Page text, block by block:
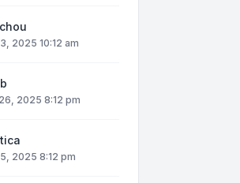
2025 10:12 am
2025 8:12 pm
2025 8:12 pm